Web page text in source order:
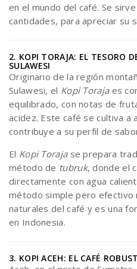
en el mundo del café. Se
cantidades, para apreciar su
2. KOPI TORAJA: EL TESORO
SULAWESI
Originario de la región
Sulawesi, el Kopi Torajaes
equilibrado, con notas de
acidez. Este café se cultiva a
contribuye a su perfil de
El Kopi Torajase prepara
método de tubruk, donde el
directamente con agua
método simple pero efectivo
naturales del café y es una
en Indonesia.
3. KOPI ACEH: EL CAFÉ